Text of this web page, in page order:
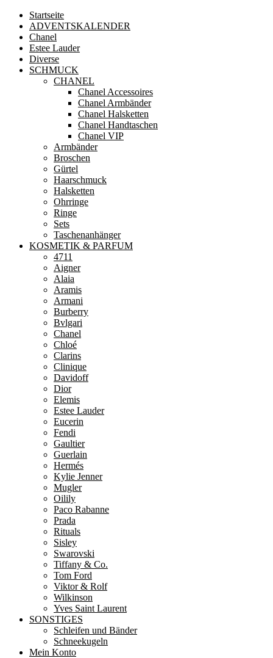
Startseite
ADVENTSKALENDER
Chanel
Estee Lauder
Diverse
SCHMUCK
CHANEL
Chanel Accessoires
Chanel Armbänder
Chanel Halsketten
Chanel Handtaschen
Chanel VIP
Armbänder
Broschen
Gürtel
Haarschmuck
Halsketten
Ohrringe
Ringe
Sets
Taschenanhänger
KOSMETIK & PARFUM
4711
Aigner
Alaia
Aramis
Armani
Burberry
Bvlgari
Chanel
Chloé
Clarins
Clinique
Davidoff
Dior
Elemis
Estee Lauder
Eucerin
Fendi
Gaultier
Guerlain
Hermés
Kylie Jenner
Mugler
Oilily
Paco Rabanne
Prada
Rituals
Sisley
Swarovski
Tiffany & Co.
Tom Ford
Viktor & Rolf
Wilkinson
Yves Saint Laurent
SONSTIGES
Schleifen und Bänder
Schneekugeln
Mein Konto